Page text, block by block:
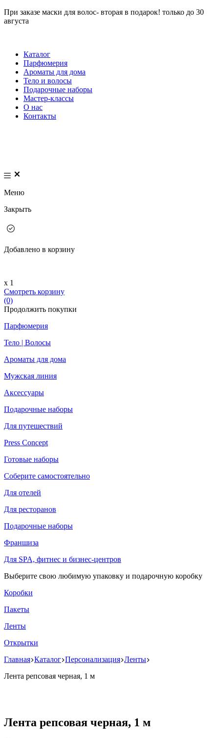
При заказе маски для волос- вторая в подарок! только до 30
августа
Каталог
Парфюмерия
Ароматы для дома
Тело и волосы
Подарочные наборы
Мастер-классы
О нас
Контакты
Меню
Закрыть
Добавлено в корзину
х 1
Смотреть корзину
(0)
Продолжить покупки
Парфюмерия
Тело | Волосы
Ароматы для дома
Мужская линия
Аксессуары
Подарочные наборы
Для путешествий
Press Concept
Готовые наборы
Соберите самостоятельно
Для отелей
Для ресторанов
Подарочные наборы
Франшиза
Для SPA, фитнес и бизнес-центров
Выберите свою любимую упаковку и подарочную коробку
Коробки
Пакеты
Ленты
Открытки
Главная Каталог Персонализация Ленты
Лента репсовая черная, 1 м
Лента репсовая черная, 1 м